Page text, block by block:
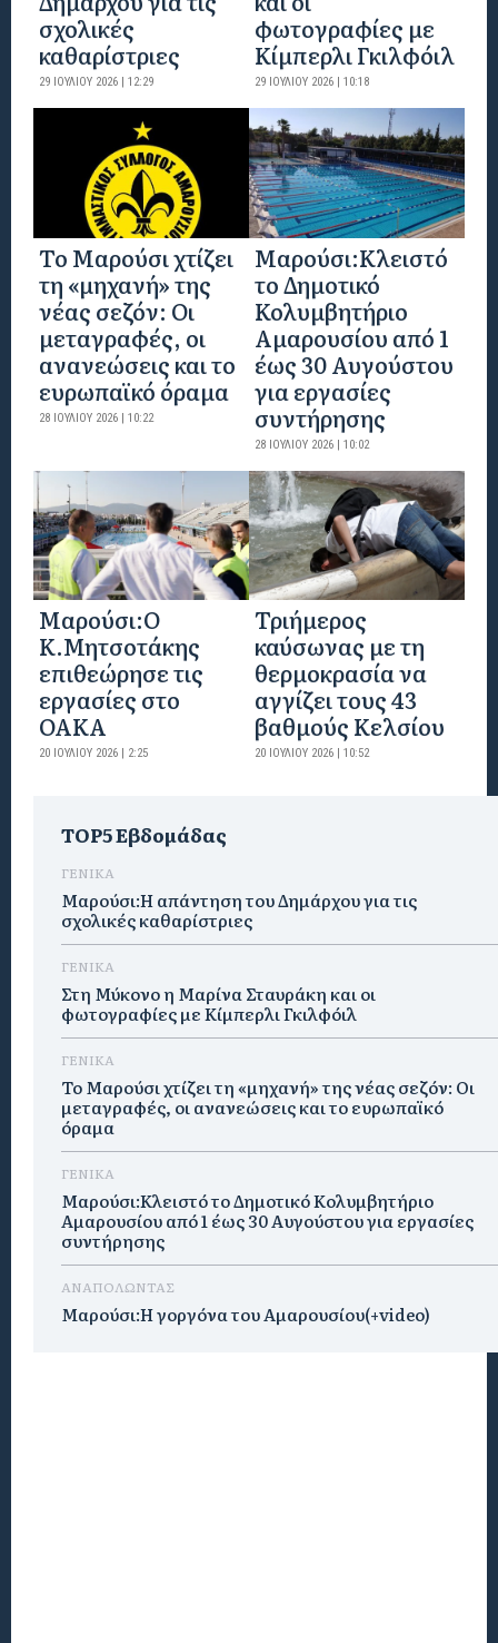
σχολικές
καθαρίστριες
29 ΙΟΥΛΊΟΥ 2026 | 12:29
φωτογραφίες με
Κίμπερλι Γκιλφόιλ
29 ΙΟΥΛΊΟΥ 2026 | 10:18
Το Μαρούσι χτίζει
τη «μηχανή» της
νέας σεζόν: Οι
μεταγραφές, οι
ανανεώσεις και το
ευρωπαϊκό όραμα
28 ΙΟΥΛΊΟΥ 2026 | 10:22
Μαρούσι:Κλειστό
το Δημοτικό
Κολυμβητήριο
Αμαρουσίου από 1
έως 30 Αυγούστου
για εργασίες
συντήρησης
28 ΙΟΥΛΊΟΥ 2026 | 10:02
Μαρούσι:Ο
Κ.Μητσοτάκης
επιθεώρησε τις
εργασίες στο
ΟΑΚΑ
20 ΙΟΥΛΊΟΥ 2026 | 2:25
Τριήμερος
καύσωνας με τη
θερμοκρασία να
αγγίζει τους 43
βαθμούς Κελσίου
20 ΙΟΥΛΊΟΥ 2026 | 10:52
TOP5 Εβδομάδας
ΓΕΝΙΚΑ
Μαρούσι:Η απάντηση του Δημάρχου για τις
σχολικές καθαρίστριες
ΓΕΝΙΚΑ
Στη Μύκονο η Μαρίνα Σταυράκη και οι
φωτογραφίες με Κίμπερλι Γκιλφόιλ
ΓΕΝΙΚΑ
Το Μαρούσι χτίζει τη «μηχανή» της νέας σεζόν: Οι
μεταγραφές, οι ανανεώσεις και το ευρωπαϊκό
όραμα
ΓΕΝΙΚΑ
Μαρούσι:Κλειστό το Δημοτικό Κολυμβητήριο
Αμαρουσίου από 1 έως 30 Αυγούστου για εργασίες
συντήρησης
ΑΝΑΠΟΛΩΝΤΑΣ
Μαρούσι:H γοργόνα του Αμαρουσίου(+video)